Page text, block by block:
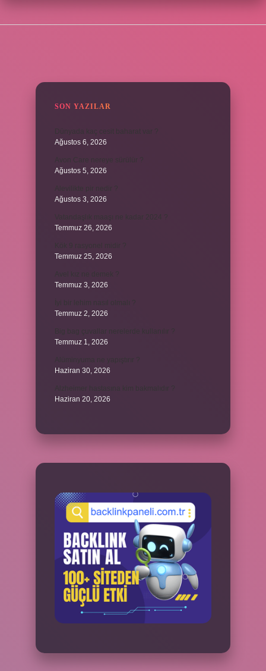
SON YAZILAR
Dünyada kaç cesit baharat var ?
Ağustos 6, 2026
Ağustos 5, 2026
Ağustos 3, 2026
Temmuz 26, 2026
Temmuz 25, 2026
Temmuz 3, 2026
Temmuz 2, 2026
Temmuz 1, 2026
Haziran 30, 2026
Haziran 20, 2026